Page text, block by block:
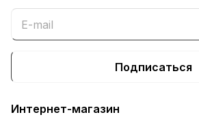
Подписаться
Интернет-магазин